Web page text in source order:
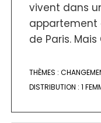
vivent dans
appartement
de Paris. Mais
THÈMES :
DISTRIBUTION : 1